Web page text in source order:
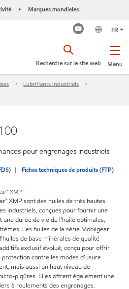
• Marques mondiales
FR
Menu
Recherche sur le site web
Lubrifiants industriels
pour engrenages industriels
Fiches techniques de produits (FTP)
XMP
XMP sont des huiles de très hautes
industriels, conçues pour fournir une
durée de vie de l’huile optimales,
Les huiles de la série Mobilgear
de base minérales de qualité
exclusif évolué, conçu pour offrir
contre les modes d’usure
mais aussi un haut niveau de
piqûres. Elles offrent également une
à roulements des engrenages.